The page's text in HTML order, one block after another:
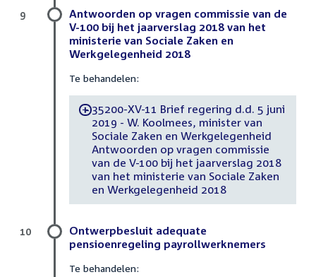
Antwoorden op vragen commissie van de
V-100 bij het jaarverslag 2018 van het
ministerie van Sociale Zaken en
Werkgelegenheid 2018
Te behandelen:
-35200-XV-11 Brief regering d.d. 5 juni
2019 - W. Koolmees, minister van
Sociale Zaken en Werkgelegenheid
Antwoorden op vragen commissie
van de V-100 bij het jaarverslag 2018
van het ministerie van Sociale Zaken
en Werkgelegenheid 2018
9
Ontwerpbesluit adequate
pensioenregeling payrollwerknemers
Te behandelen:
10